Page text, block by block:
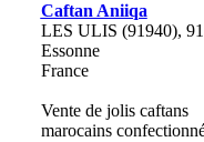
Caftan Aniiqa
LES ULIS (91940),
Essonne
France
Vente de jolis caftans
marocains